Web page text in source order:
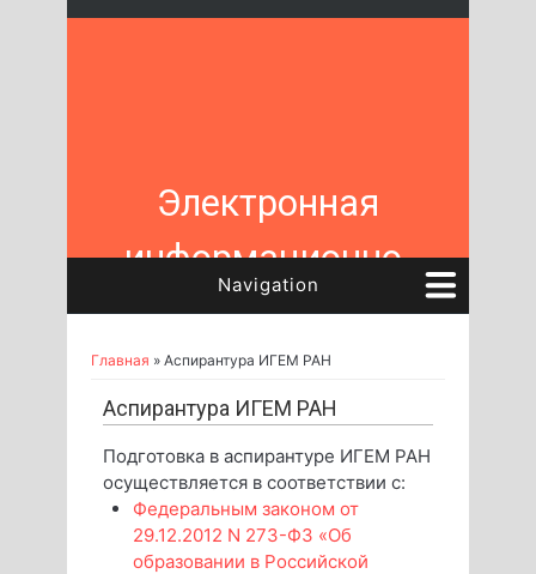
Перейти к основному содержанию
Электронная
информационно-
образовательная
среда ИГЕМ РАН
Navigation
Вы здесь
Главная » Аспирантура ИГЕМ РАН
Аспирантура ИГЕМ РАН
Подготовка в аспирантуре ИГЕМ РАН
осуществляется в соответствии с:
Федеральным законом от
29.12.2012 N 273-ФЗ «Об
образовании в Российской